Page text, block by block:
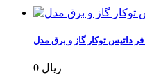
0 ریال